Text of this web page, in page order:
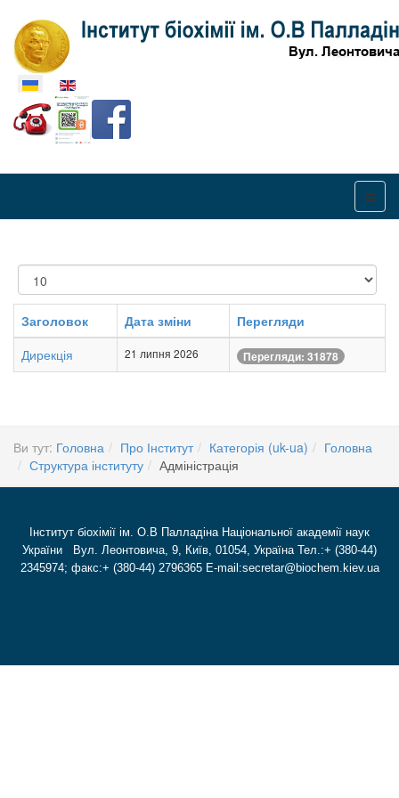
Оберіть свою мову
Показувати
Заголовок Дата зміни
Перегляди
Дирекція
21 липня 2026 Перегляди: 31878
Ви тут: Головна Про Інститут Категорія (uk-ua)
Головна
Структура інституту
Адміністрація
Інститут біохімії ім. О.В Палладіна Національної академії наук
України Вул. Леонтовича, 9, Київ, 01054, Україна Тел.:+ (380-44)
2345974; факс:+ (380-44) 2796365 E-mail:secretar@biochem.kiev.ua